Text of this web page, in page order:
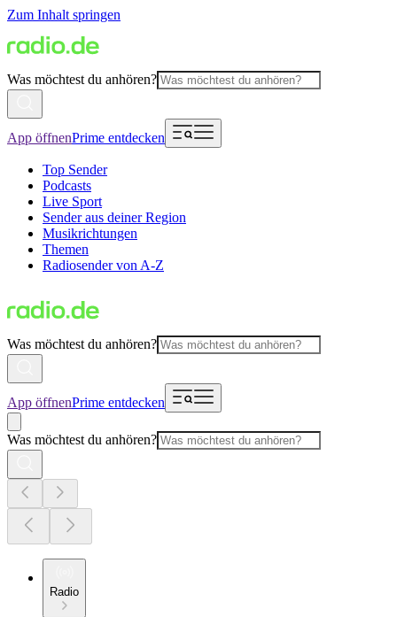
Zum Inhalt springen
Was möchtest du anhören?
App öffnenPrime entdecken
Top Sender
Podcasts
Live Sport
Sender aus deiner Region
Musikrichtungen
Themen
Radiosender von A-Z
Was möchtest du anhören?
App öffnenPrime entdecken
Was möchtest du anhören?
Radio